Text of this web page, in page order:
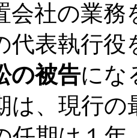
会社の業
代表執行
の被告にな
は、現行